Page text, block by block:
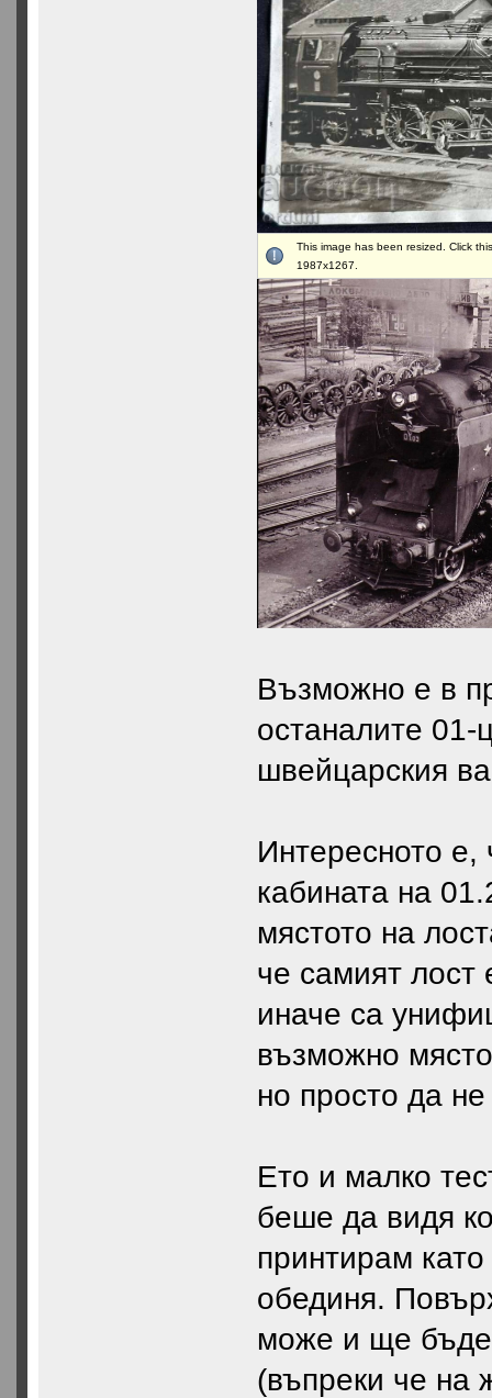
This image has been resized. Click
1987x1267.
Възможно е в
останалите
швейцарския
Интересното е,
кабината на
мястото на
че самият лост
иначе са
възможно
но просто да
Ето и малко
беше да видя
принтирам
обединя.
може и ще бъде
(въпреки че на